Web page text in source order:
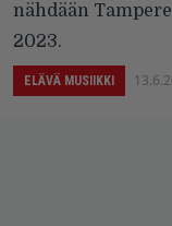
nähdään
2023.
ELÄVÄ MUSIIKKI